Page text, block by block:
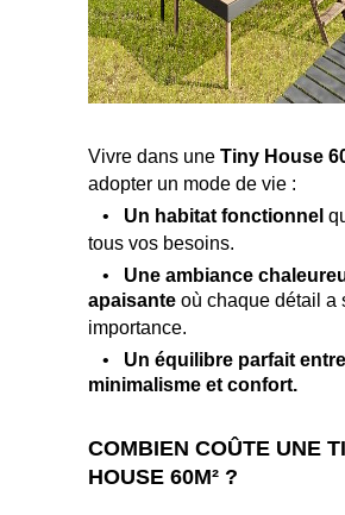
Vivre dans une Tiny House
adopter un mode de vie :
• Un habitat fonctionnel
tous vos besoins.
• Une ambiance
apaisante où chaque détail a
importance.
• Un équilibre parfait entre
minimalisme et confort.
COMBIEN COÛTE UNE
HOUSE 60M² ?